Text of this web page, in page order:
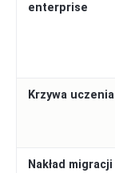
enterprise
Krzywa uczenia
Nakład migracji